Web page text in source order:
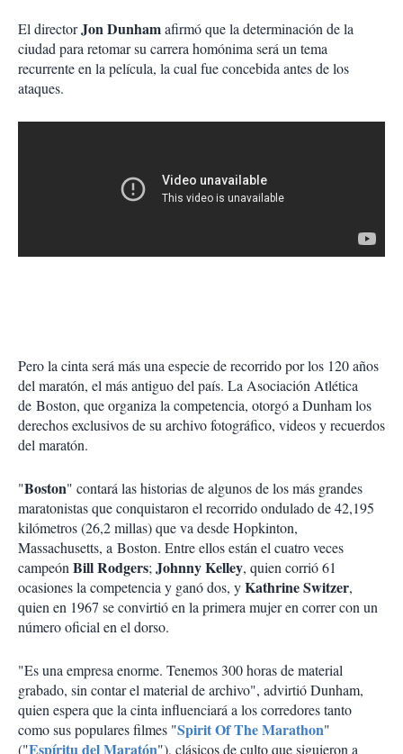
El directorJon Dunhamafirmó que la determinación de la
ciudad para retomar su carrera homónima será un tema
recurrente en la película, la cual fue concebida antes de los
ataques.
Pero la cinta será más una especie de recorrido por los 120 años
del maratón, el más antiguo del país. La Asociación Atlética
de Boston, que organiza la competencia, otorgó a Dunham los
derechos exclusivos de su archivo fotográfico, videos y recuerdos
del maratón.
"Boston" contará las historias de algunos de los más grandes
maratonistas que conquistaron el recorrido ondulado de 42,195
kilómetros (26,2 millas) que va desde Hopkinton,
Massachusetts, a Boston. Entre ellos están el cuatro veces
campeón Bill Rodgers; Johnny Kelley, quien corrió 61
ocasiones la competencia y ganó dos, yKathrine Switzer,
quien en 1967 se convirtió en la primera mujer en correr con un
número oficial en el dorso.
"Es una empresa enorme. Tenemos 300 horas de material
grabado, sin contar el material de archivo", advirtió Dunham,
quien espera que la cinta influenciará a los corredores tanto
como sus populares filmes "Spirit Of The Marathon"
("Espíritu del Maratón"), clásicos de culto que siguieron a